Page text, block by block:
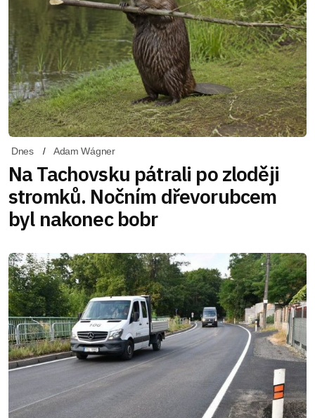
Dnes Adam Wágner
Na Tachovsku pátrali po zloději
stromků. Nočním dřevorubcem
byl nakonec bobr